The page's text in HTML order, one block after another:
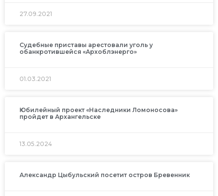
27.09.2021
Судебные приставы арестовали уголь у
обанкротившейся «Архоблэнерго»
01.03.2021
Юбилейный проект «Наследники Ломоносова»
пройдет в Архангельске
13.05.2024
Александр Цыбульский посетит остров Бревенник